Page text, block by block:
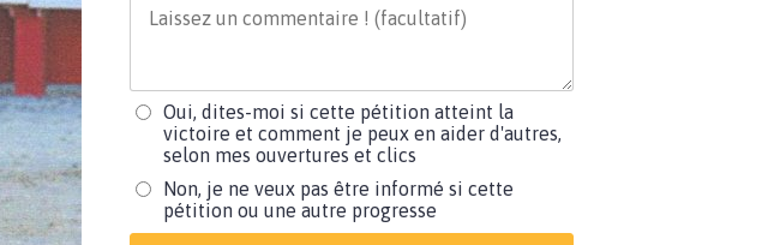
Oui, dites-moi si cette pétition atteint la
victoire et comment je peux en aider d'autres,
selon mes ouvertures et clics
Non, je ne veux pas être informé si cette
pétition ou une autre progresse